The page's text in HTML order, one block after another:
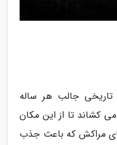
تاریخی جالب هر ساله
کشاند تا از این مکان
مراکش که باعث جذب